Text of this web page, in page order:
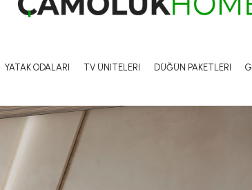
YATAK ODALARI TV ÜNITELERI DÜĞÜN PAKETLERI